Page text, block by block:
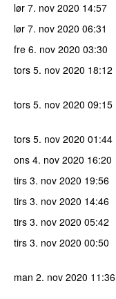
lør 7. nov 2020 14:57
lør 7. nov 2020 06:31
fre 6. nov 2020 03:30
tors 5. nov 2020 18:12
tors 5. nov 2020 09:15
tors 5. nov 2020 01:44
ons 4. nov 2020 16:20
tirs 3. nov 2020 19:56
tirs 3. nov 2020 14:46
tirs 3. nov 2020 05:42
tirs 3. nov 2020 00:50
man 2. nov 2020 11:36